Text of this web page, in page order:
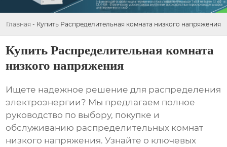
Главная - Купить Распределительная комната низкого напряжения
Купить Распределительная комната
низкого напряжения
Ищете надежное решение для распределения
электроэнергии? Мы предлагаем полное
руководство по выбору, покупке и
обслуживанию распределительных комнат
низкого напряжения. Узнайте о ключевых